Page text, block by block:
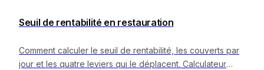
Seuil de rentabilité en restauration
Comment calculer le seuil de rentabilité, les couverts par
jour et les quatre leviers qui le déplacent. Calculateur